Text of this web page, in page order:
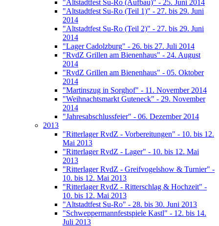
"Altstadtfest Su-Ro (Aufbau)" - 25. Juni 2014
"Altstadtfest Su-Ro (Teil 1)" - 27. bis 29. Juni
2014
"Altstadtfest Su-Ro (Teil 2)" - 27. bis 29. Juni
2014
"Lager Cadolzburg" - 26. bis 27. Juli 2014
"RvdZ Grillen am Bienenhaus" - 24. August
2014
"RvdZ Grillen am Bienenhaus" - 05. Oktober
2014
"Martinszug in Sorghof" - 11. November 2014
"Weihnachtsmarkt Guteneck" - 29. November
2014
"Jahresabschlussfeier" - 06. Dezember 2014
2013
"Ritterlager RvdZ - Vorbereitungen" - 10. bis 12.
Mai 2013
"Ritterlager RvdZ - Lager" - 10. bis 12. Mai
2013
"Ritterlager RvdZ - Greifvogelshow & Turnier" -
10. bis 12. Mai 2013
"Ritterlager RvdZ - Ritterschlag & Hochzeit" -
10. bis 12. Mai 2013
"Altstadtfest Su-Ro" - 28. bis 30. Juni 2013
"Schweppermannfestspiele Kastl" - 12. bis 14.
Juli 2013